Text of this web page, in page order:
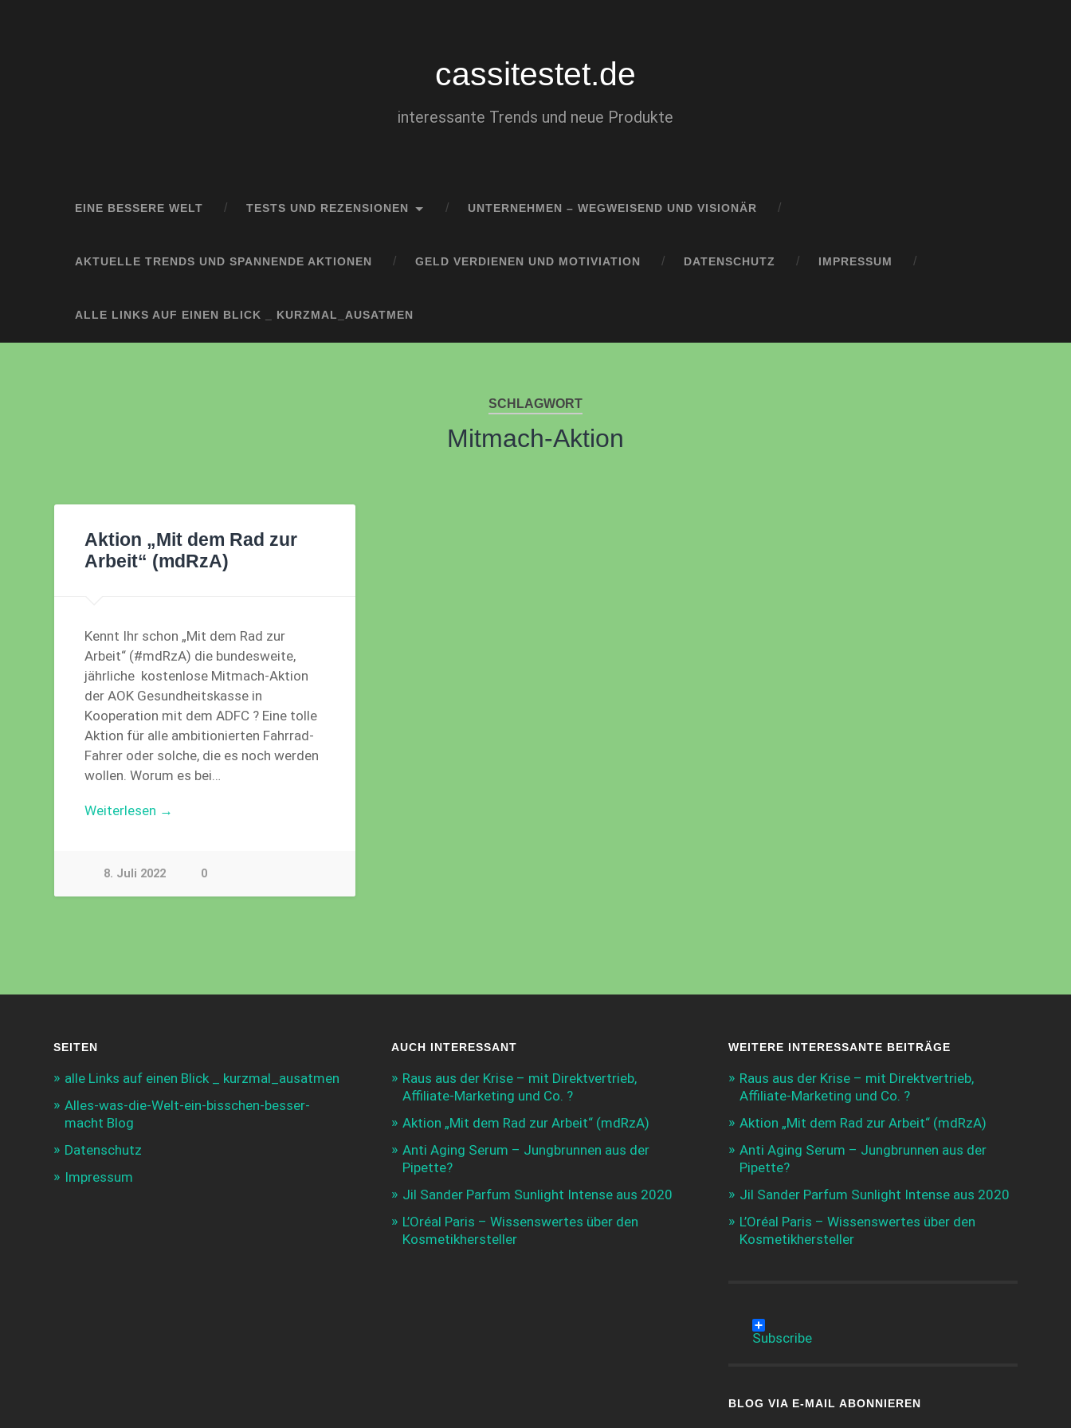
cassitestet.de
interessante Trends und neue Produkte
EINE BESSERE WELT TESTS UND REZENSIONEN UNTERNEHMEN – WEGWEISEND UND VISIONÄR
AKTUELLE TRENDS UND SPANNENDE AKTIONEN GELD VERDIENEN UND MOTIVIATION DATENSCHUTZ IMPRESSUM
ALLE LINKS AUF EINEN BLICK _ KURZMAL_AUSATMEN
SCHLAGWORT
Mitmach-Aktion
Aktion „Mit dem Rad zur
Arbeit“ (mdRzA)
Kennt Ihr schon „Mit dem Rad zur
Arbeit“ (#mdRzA) die bundesweite,
jährliche kostenlose Mitmach-Aktion
der AOK Gesundheitskasse in
Kooperation mit dem ADFC ? Eine tolle
Aktion für alle ambitionierten Fahrrad-
Fahrer oder solche, die es noch werden
wollen. Worum es bei…
Weiterlesen →
8. Juli 2022 0
SEITEN
alle Links auf einen Blick _ kurzmal_ausatmen
Alles-was-die-Welt-ein-bisschen-besser-
macht Blog
Datenschutz
Impressum
AUCH INTERESSANT
Raus aus der Krise – mit Direktvertrieb,
Affiliate-Marketing und Co. ?
Aktion „Mit dem Rad zur Arbeit“ (mdRzA)
Anti Aging Serum – Jungbrunnen aus der
Pipette?
Jil Sander Parfum Sunlight Intense aus 2020
L’Oréal Paris – Wissenswertes über den
Kosmetikhersteller
WEITERE INTERESSANTE BEITRÄGE
Raus aus der Krise – mit Direktvertrieb,
Affiliate-Marketing und Co. ?
Aktion „Mit dem Rad zur Arbeit“ (mdRzA)
Anti Aging Serum – Jungbrunnen aus der
Pipette?
Jil Sander Parfum Sunlight Intense aus 2020
L’Oréal Paris – Wissenswertes über den
Kosmetikhersteller
Subscribe
BLOG VIA E-MAIL ABONNIEREN